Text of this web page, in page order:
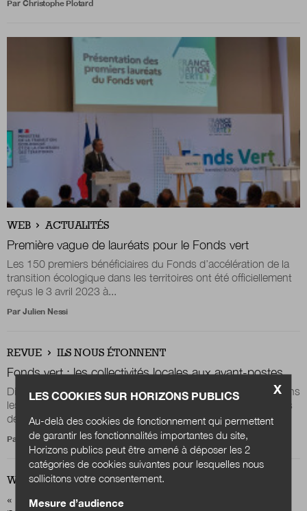
Par Christophe Plotard
WEB ACTUALITÉS
Première vague de lauréats pour le Fonds vert
Les 150 premiers bénéficiaires du Fonds d’accélération de la
transition écologique dans les territoires ont été officiellement
reçus le 3 avril 2023 à...
Par Julien Nessi
REVUE ILS NOUS ÉTONNENT
Fonds vert : les collectivités localesaux avant-postes
Dispositif inédit destiné à financer la transition écologique dans
les territoires, le Fonds vert est doté de deux milliards d’euros
de crédits. Une...
Par Simon Brenot
WEB ACTUALITÉS
« Fonds vert » : les collectivités locales aux avant-
X
LES COOKIES SUR HORIZONS PUBLICS
Au-delà des cookies de fonctionnement qui permettent
de garantir les fonctionnalités importantes du site,
Horizons publics peut être amené à déposer les 2
catégories de cookies suivantes pour lesquelles nous
sollicitons votre consentement.
Mesure d’audience